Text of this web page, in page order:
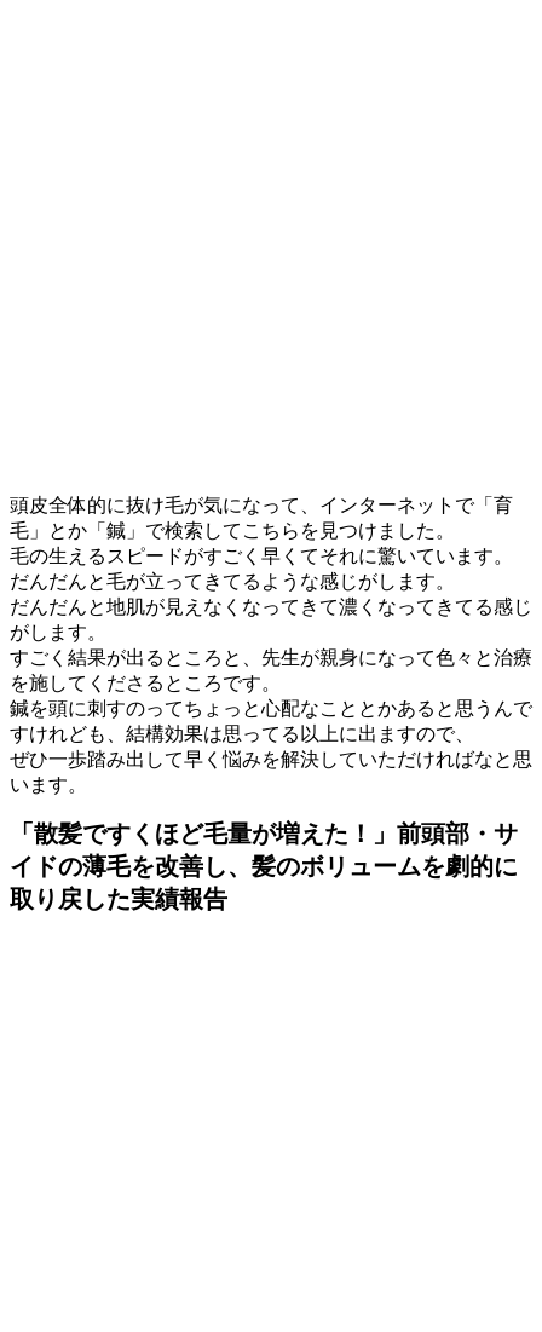
頭皮全体的に抜け毛が気になって、インターネットで「育
毛」とか「鍼」で検索してこちらを見つけました。
毛の生えるスピードがすごく早くてそれに驚いています。
だんだんと毛が立ってきてるような感じがします。
だんだんと地肌が見えなくなってきて濃くなってきてる感じ
がします。
すごく結果が出るところと、先生が親身になって色々と治療
を施してくださるところです。
鍼を頭に刺すのってちょっと心配なこととかあると思うんで
すけれども、結構効果は思ってる以上に出ますので、
ぜひ一歩踏み出して早く悩みを解決していただければなと思
います。
「散髪ですくほど毛量が増えた！」前頭部・サ
イドの薄毛を改善し、髪のボリュームを劇的に
取り戻した実績報告